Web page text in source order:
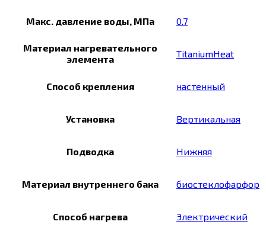
Макс. давление воды, МПа 0.7
Материал нагревательного
элемента
TitaniumHeat
Способ крепления настенный
Установка Вертикальная
Подводка Нижняя
Материал внутреннего бака биостеклофарфор
Способ нагрева Электрический